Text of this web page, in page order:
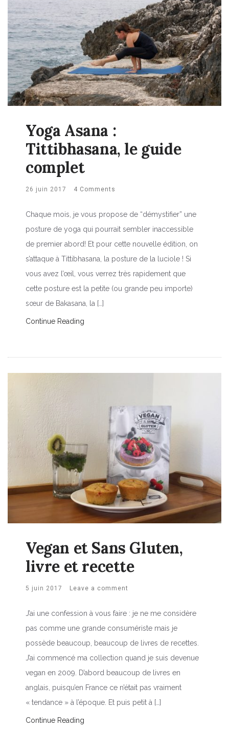
Yoga Asana :
Tittibhasana, le guide
complet
26 juin 2017 4 Comments
Chaque mois, je vous propose de “démystifier” une
posture de yoga qui pourrait sembler inaccessible
de premier abord! Et pour cette nouvelle édition, on
s’attaque à Tittibhasana, la posture de la luciole ! Si
vous avez l’œil, vous verrez très rapidement que
cette posture est la petite (ou grande peu importe)
sœur de Bakasana, la […]
Continue Reading
Vegan et Sans Gluten,
livre et recette
5 juin 2017 Leave a comment
J’ai une confession à vous faire : je ne me considère
pas comme une grande consumériste mais je
possède beaucoup, beaucoup de livres de recettes.
J’ai commencé ma collection quand je suis devenue
vegan en 2009. D’abord beaucoup de livres en
anglais, puisqu’en France ce n’était pas vraiment
« tendance » à l’époque. Et puis petit à […]
Continue Reading